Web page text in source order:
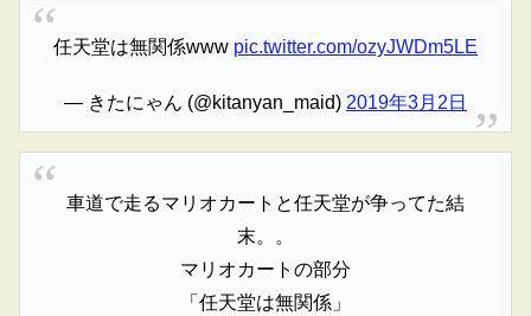
任天堂は無関係www pic.twitter.com/ozyJWDm5LE
— きたにゃん (@kitanyan_maid) 2019年3月2日
車道で走るマリオカートと任天堂が争ってた結
末。。
マリオカートの部分
「任天堂は無関係」